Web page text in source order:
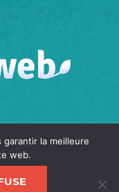
la meilleure
web.